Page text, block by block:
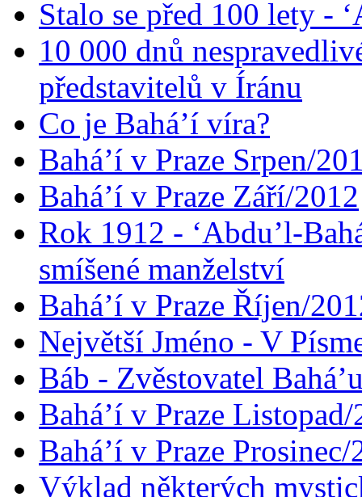
Stalo se před 100 lety -
10 000 dnů
představitelů v Íránu
Co je Bahá’í víra?
Bahá’í v Praze Srpen/
Bahá’í v Praze Září/2012
Rok 1912 - ‘Abdu’l-
smíšené manželství
Bahá’í v Praze Říjen/
Největší Jméno - V
Báb - Zvěstovatel
Bahá’í v Praze
Bahá’í v Praze Prosinec/
Výklad některých